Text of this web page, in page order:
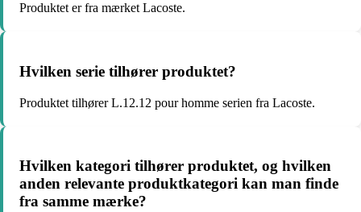
Produktet er fra mærket Lacoste.
Hvilken serie tilhører produktet?
Produktet tilhører L.12.12 pour homme serien fra Lacoste.
Hvilken kategori tilhører produktet, og hvilken
anden relevante produktkategori kan man finde
fra samme mærke?